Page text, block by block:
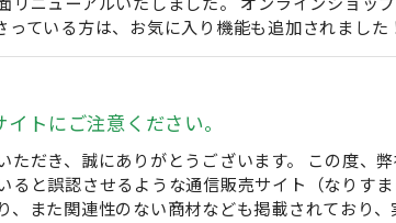
ている方は、お気に入り機能も追加されまし
トにご注意ください。
ただき、誠にありがとうございます。 この度
ると誤認させるような通信販売サイト（なりす
、また関連性のない商材なども掲載されており